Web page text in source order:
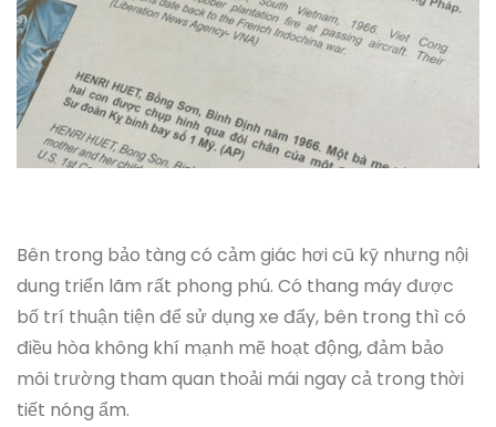
Bên trong bảo tàng có cảm giác hơi cũ kỹ nhưng nội
dung triển lãm rất phong phú. Có thang máy được
bố trí thuận tiện để sử dụng xe đẩy, bên trong thì có
điều hòa không khí mạnh mẽ hoạt động, đảm bảo
môi trường tham quan thoải mái ngay cả trong thời
tiết nóng ẩm.